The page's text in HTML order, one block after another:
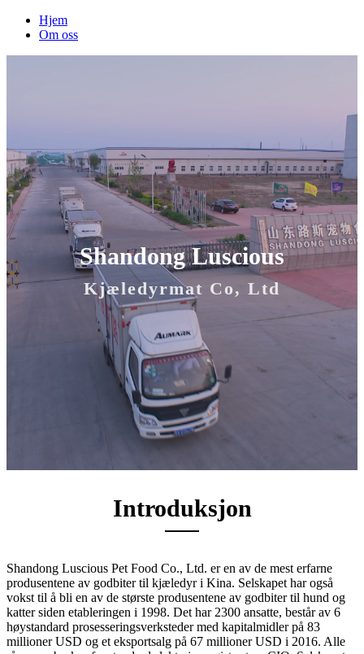
Hjem
Om oss
Shandong Luscious
Kjæledyrmat Co, Ltd
Introduksjon
Shandong Luscious Pet Food Co., Ltd. er en av de mest erfarne
produsentene av godbiter til kjæledyr i Kina. Selskapet har også
vokst til å bli en av de største produsentene av godbiter til hund og
katter siden etableringen i 1998. Det har 2300 ansatte, består av 6
høystandard prosesseringsverksteder med kapitalmidler på 83
millioner USD og et eksportsalg på 67 millioner USD i 2016. Alle